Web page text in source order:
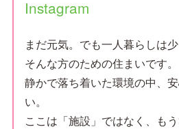
Instagram
まだ元気。でも一人暮らしは少
そんな方のための住まいです。
静かで落ち着いた環境の中、
い。
ここは「施設」ではなく、もう